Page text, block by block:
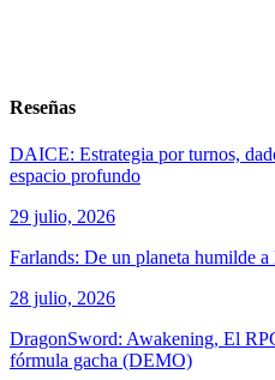
Reseñas
DAICE: Estrategia por turnos,
espacio profundo
29 julio, 2026
Farlands: De un planeta humilde a
28 julio, 2026
DragonSword: Awakening, El
fórmula gacha (DEMO)